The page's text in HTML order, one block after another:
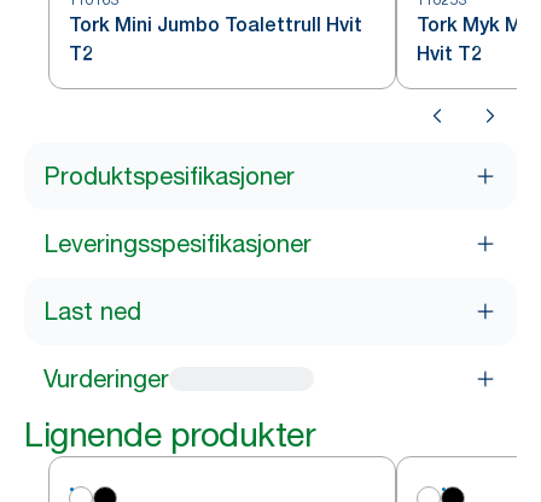
Tork Mini Jumbo Toalettrull Hvit
T2
Tork Myk
Hvit T2
Produktspesifikasjoner
Leveringsspesifikasjoner
Last ned
Vurderinger
Lignende produkter